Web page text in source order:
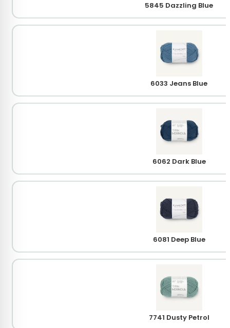
5845 Dazzling Blue
6033 Jeans Blue
6062 Dark Blue
6081 Deep Blue
7741 Dusty Petrol